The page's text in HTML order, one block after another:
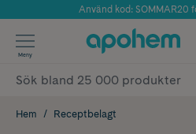
Årets Butik 2025
Använd kod: SOMMAR20
✓ Fri frakt
✓ Poäng på
Meny
Hem Receptbelagt